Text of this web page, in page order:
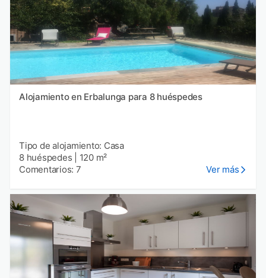
Alojamiento en Erbalunga para 8 huéspedes
Tipo de alojamiento: Casa
8 huéspedes
120 m²
Comentarios: 7
Ver más